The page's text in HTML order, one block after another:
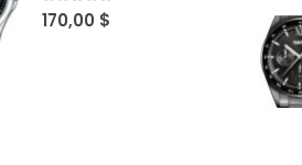
0out of 5
170,00 $